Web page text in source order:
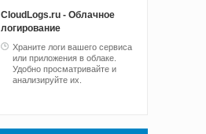
CloudLogs.ru - Облачное
логирование
Храните логи вашего сервиса
или приложения в облаке.
Удобно просматривайте и
анализируйте их.